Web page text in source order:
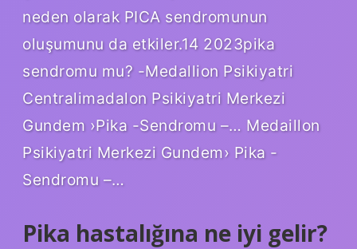
neden olarak PICA sendromunun
oluşumunu da etkiler.14 2023pika
sendromu mu? -Medallion Psikiyatri
Centralimadalon Psikiyatri Merkezi
Gundem ›Pika -Sendromu –… Medaillon
Psikiyatri Merkezi Gundem› Pika -
Sendromu –…
Pika hastalığına ne iyi gelir?